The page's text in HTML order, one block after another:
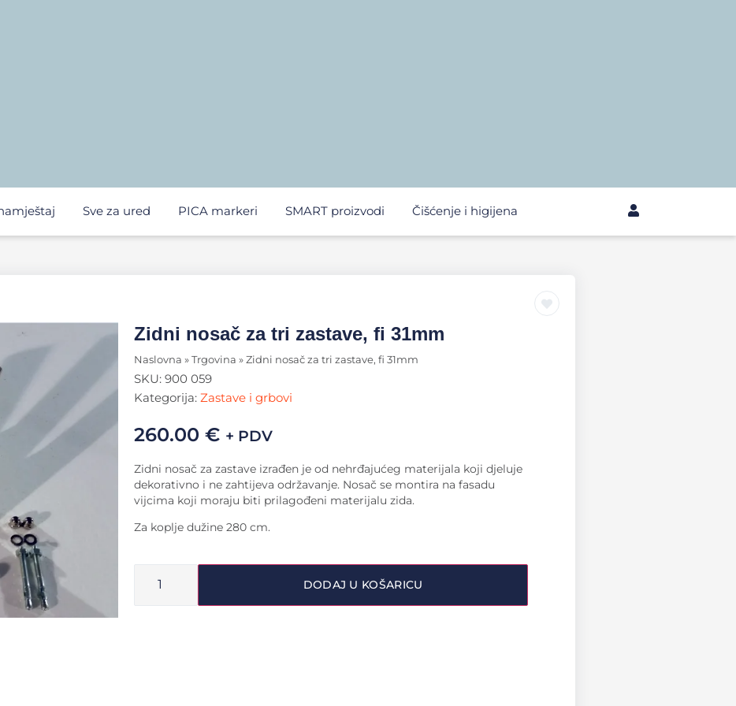
Sve za ured PICA markeri SMART proizvodi Čišćenje i higijena
Zidni nosač za tri zastave, fi 31mm
Naslovna » Trgovina » Zidni nosač za tri zastave, fi 31mm
SKU: 900 059
Kategorija: Zastave i grbovi
260.00 € + PDV
Zidni nosač za zastave izrađen je od nehrđajućeg materijala koji djeluje
dekorativno i ne zahtijeva održavanje. Nosač se montira na fasadu
vijcima koji moraju biti prilagođeni materijalu zida.
Za koplje dužine 280 cm.
DODAJ U KOŠARICU